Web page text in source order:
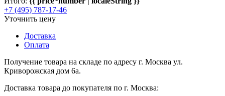
+7 (495) 787-17-46
Уточнить цену
Доставка
Оплата
Получение товара на складе по адресу г. Москва ул.
Криворожская дом 6а.
Доставка товара до покупателя по г. Москва: